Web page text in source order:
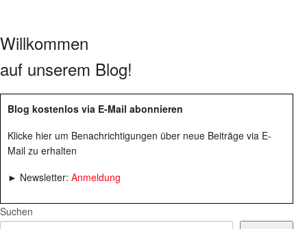
Willkommen
auf unserem Blog!
Blog kostenlos via E-Mail abonnieren
Klicke hier um Benachrichtigungen über neue Beiträge via E-
Mail zu erhalten
► Newsletter: Anmeldung
Suchen